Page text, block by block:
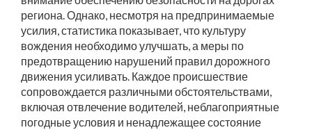
региона. Однако, несмотря на предпринимаемые
усилия, статистика показывает, что культуру
вождения необходимо улучшать, а меры по
предотвращению нарушений правил дорожного
движения усиливать. Каждое происшествие
сопровождается различными обстоятельствами,
включая отвлечение водителей, неблагоприятные
погодные условия и ненадлежащее состояние